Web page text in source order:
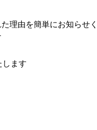
由を簡単にお知らせく
します